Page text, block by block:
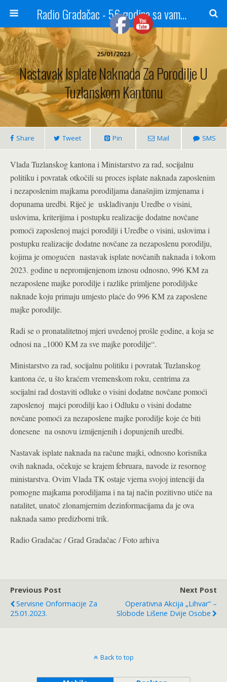
Radio Gradačac - 56 godina sa vama...
25/01/2023
Nastavak Isplate Naknada Za Porodilje U
Tuzlanskom Kantonu
Share Tweet Pin Mail SMS
Vlada Tuzlanskog kantona i Ministarstvo za rad, socijalnu
politiku i povratak otkočili su proces isplate naknada zaposlenim
i nezaposlenim majkama porodiljama današnjim izmjenama i
dopunama uredbi. Riječ je usklađivanju Uredbe o visini,
uslovima, kriterijima i postupku realizacije dodatne novčane
pomoći zaposlenoj majci porodilji i Uredbe o visini, uslovima i
postupku realizacije dodatne novčane za nezaposlenu porodilju,
kojima je omogućen nastavak isplate novčanih naknada i tokom
2023. godine u nepromijenjenom iznosu odnosno, 996 KM za
nezaposlene majke porodilje i razlike primljene porodiljske
naknade koju primaju umjesto plaće do 996 KM za zaposlene
majke porodilje.
Radi se o pronatalitetnoj mjeri uvedenoj prošle godine, a koja se
odnosi na „1000 KM za sve majke porodilje“.
Ministarstvo za rad, socijalnu politiku i povratak Tuzlanskog
kantona će, u što kraćem vremenskom roku, centrima za
socijalni rad dostaviti odluke o visini dodatne novčane pomoći
zaposlenoj majci porodilji kao i Odluku o visini dodatne
novčane pomoći za nezaposlene majke porodilje koje će biti
donesene na osnovu izmijenjenih i dopunjenih uredbi.
Nastavak isplate naknada na račune majki, odnosno korisnika
ovih naknada, očekuje se krajem februara, navode iz resornog
ministarstva. Ovim Vlada TK ostaje vjerna svojoj intenciji da
pomogne majkama porodiljama i na taj način pozitivno utiče na
natalitet, unatoč zlonamjernim dezinformacijama da je ova
naknada samo predizborni trik.
Radio Gradačac / Grad Gradačac / Foto arhiva
Previous Post
Servisne Onformacije Za
25.01.2023.
Next Post
Operativna Akcija „Lihvar“ –
Slobode Lišene Dvije Osobe
Back to top